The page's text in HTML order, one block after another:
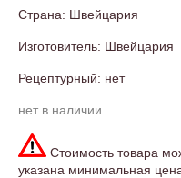
Страна: Швейцария
Изготовитель: Швейцария
Рецептурный: нет
нет в наличии
Стоимость товара
указана минимальная